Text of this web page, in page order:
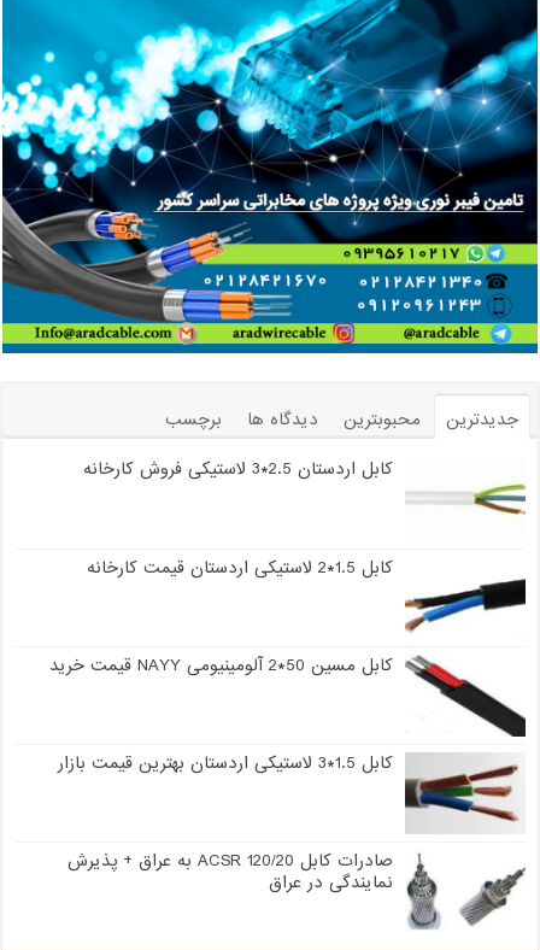
جدیدترین محبوبترین دیدگاه ها
برچسب
کابل اردستان 2.5*3 لاستیکی فروش کارخانه
کابل 1.5*2 لاستیکی اردستان قیمت کارخانه
کابل مسین 50*2 آلومینیومی NAYY قیمت خرید
کابل 1.5*3 لاستیکی اردستان بهترین قیمت بازار
صادرات کابل 120/20 ACSR به عراق + پذیرش
نمایندگی در عراق